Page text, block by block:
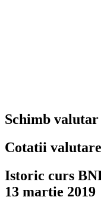
Schimb
Cotatii valutare
Istoric curs
13 martie 2019